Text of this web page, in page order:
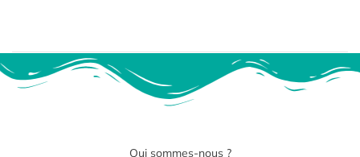
Qui sommes-nous ?